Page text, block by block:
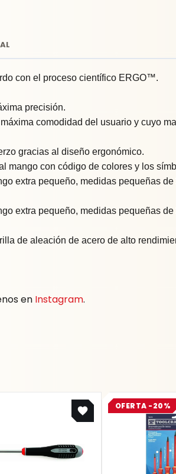
con el proceso científico ERGO™.
precisión.
comodidad del usuario y cuyo
gracias al diseño ergonómico.
mango con código de colores y los
extra pequeño, medidas pequeñas de
extra pequeño, medidas pequeñas de
de aleación de acero de alto
en Instagram.
OFERTA -20%